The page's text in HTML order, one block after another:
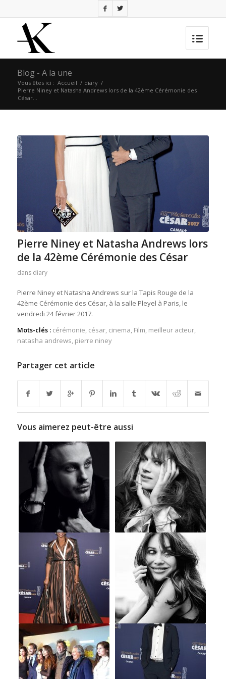
Blog - A la une
Vous êtes ici : Accueil / diary /
Pierre Niney et Natasha Andrews lors de la 42ème Cérémonie des
César...
Pierre Niney et Natasha Andrews lors
de la 42ème Cérémonie des César
dans diary
Pierre Niney et Natasha Andrews sur la Tapis Rouge de la
42ème Cérémonie des César, à la salle Pleyel à Paris, le
vendredi 24 février 2017.
Mots-clés : cérémonie, césar, cinema, Film, meilleur acteur,
natasha andrews, pierre niney
Partager cet article
Vous aimerez peut-être aussi